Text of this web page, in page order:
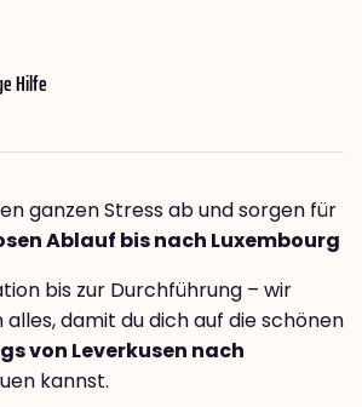
Hilfe
ganzen Stress ab und sorgen für
Ablauf bis nach Luxembourg
bis zur Durchführung – wir
damit du dich auf die schönen
von Leverkusen nach
kannst.